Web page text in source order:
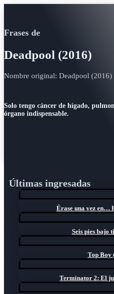
Frases de
Deadpool (2016)
Nombre original: Deadpool (2016)
Solo tengo cáncer de hígado,
órgano indispensable.
Últimas ingresadas
Érase una vez en…
Seis pies bajo
Top Boy
Terminator 2: El